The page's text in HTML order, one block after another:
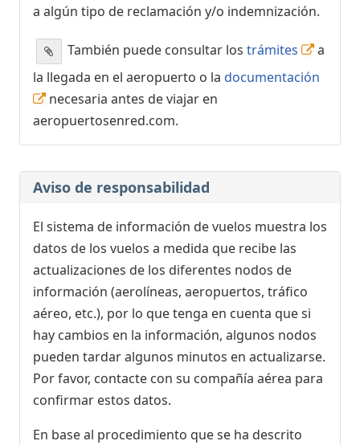
a algún tipo de reclamación y/o indemnización.
También puede consultar los trámites
a
la llegada en el aeropuerto o la documentación
necesaria antes de viajar en
aeropuertosenred.com.
Aviso de responsabilidad
El sistema de información de vuelos muestra los
datos de los vuelos a medida que recibe las
actualizaciones de los diferentes nodos de
información (aerolíneas, aeropuertos, tráfico
aéreo, etc.), por lo que tenga en cuenta que si
hay cambios en la información, algunos nodos
pueden tardar algunos minutos en actualizarse.
Por favor, contacte con su compañía aérea para
confirmar estos datos.
En base al procedimiento que se ha descrito